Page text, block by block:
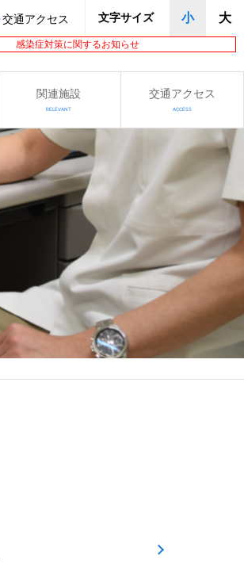
感染症対策に関するお知らせ
交通アクセス 文字サイズ 小 大
関連施設
RELEVANT
交通アクセス
ACCESS